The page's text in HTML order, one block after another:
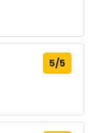
5/5